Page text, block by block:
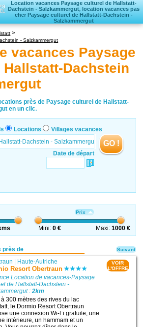
Location vacances Paysage culturel de Hallstatt-
Dachstein - Salzkammergut, location vacances pas
cher Paysage culturel de Hallstatt-Dachstein -
Salzkammergut
Campings
Hôtels
Locations vacances
Villages vacances
- Salzkammergut
vacances Paysage
Dachstein
près de Paysage culturel de Hallstatt-
en un clic.
Locations Villages vacances
Date de départ
GO !
Prix
Mini:0 € Maxi: 1000 €
près de
| Haute-Autriche
Resort Obertraun
Location de vacances-Paysage
de Hallstatt-Dachstein -
:2km
300 mètres des rives du lac
le Dormio Resort Obertraun
une connexion Wi-Fi gratuite, une
intérieure, un hammam et un
VOIR
L'OFFRE
Suivant